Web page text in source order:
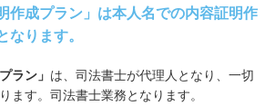
作成プラン」は本人名での内容証明作
なります。
ラン」 は、司法書士が代理人となり、一切
ます。司法書士業務となります。